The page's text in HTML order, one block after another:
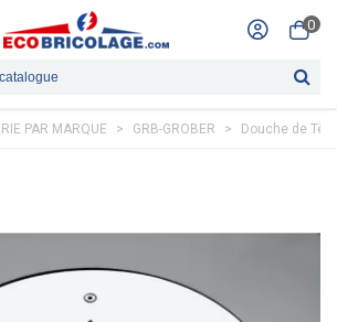
0
PAR MARQUE > GRB-GROBER > Douche de